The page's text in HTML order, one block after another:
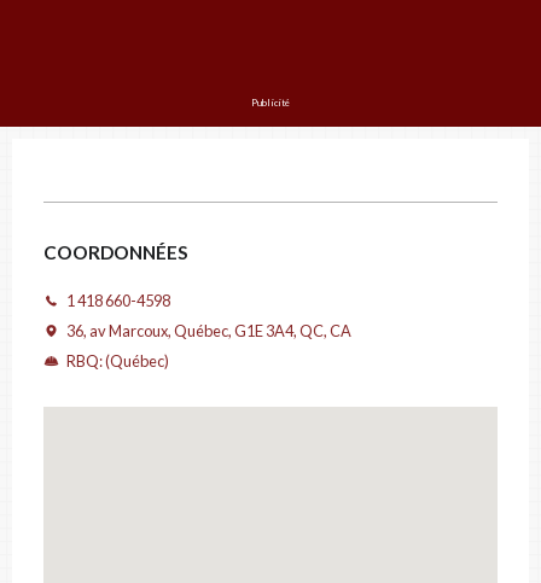
ADRESSE
Publicité
COORDONNÉES
1 418 660-4598
36, av Marcoux, Québec, G1E 3A4, QC, CA
RBQ: (Québec)